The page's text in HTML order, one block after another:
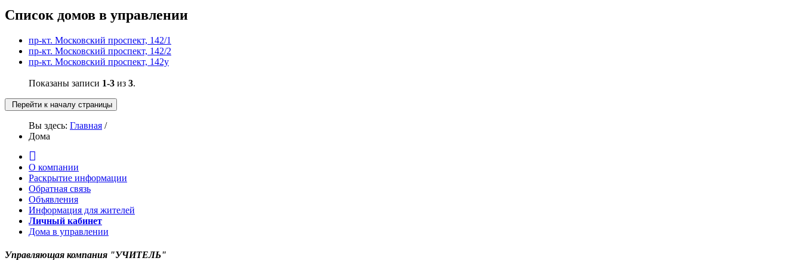
Список домов в управлении
пр-кт. Московский проспект, 142/1
пр-кт. Московский проспект, 142/2
пр-кт. Московский проспект, 142у
Показаны записи 1-3 из 3.
Перейти к началу страницы
Вы здесь: Главная /
Дома
О компании
Раскрытие информации
Обратная связь
Объявления
Информация для жителей
Личный кабинет
Дома в управлении
Управляющая компания "УЧИТЕЛЬ"